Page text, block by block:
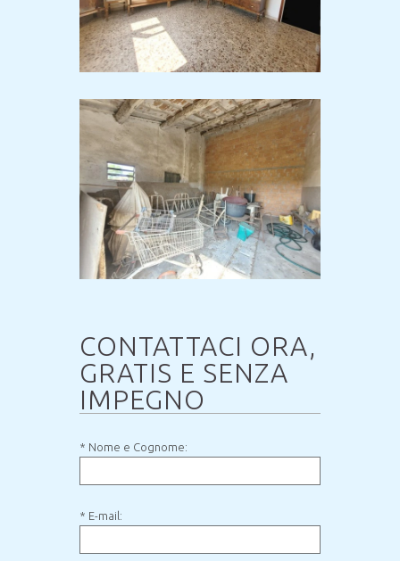
CONTATTACI ORA,
GRATIS E SENZA
IMPEGNO
* Nome e Cognome:
* E-mail: